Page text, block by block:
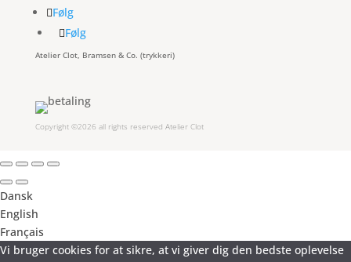
Følg
Følg
Atelier Clot, Bramsen & Co. (trykkeri)
Copyright ©2026 all rights reserved Atelier Clot
Dansk
English
Français
Vi bruger cookies for at sikre, at vi giver dig den bedste oplevelse